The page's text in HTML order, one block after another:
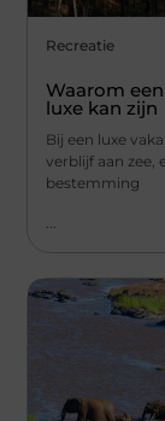
Recreatie
Waarom
luxe kan zijn
Bij een luxe
verblijf aan zee,
bestemming